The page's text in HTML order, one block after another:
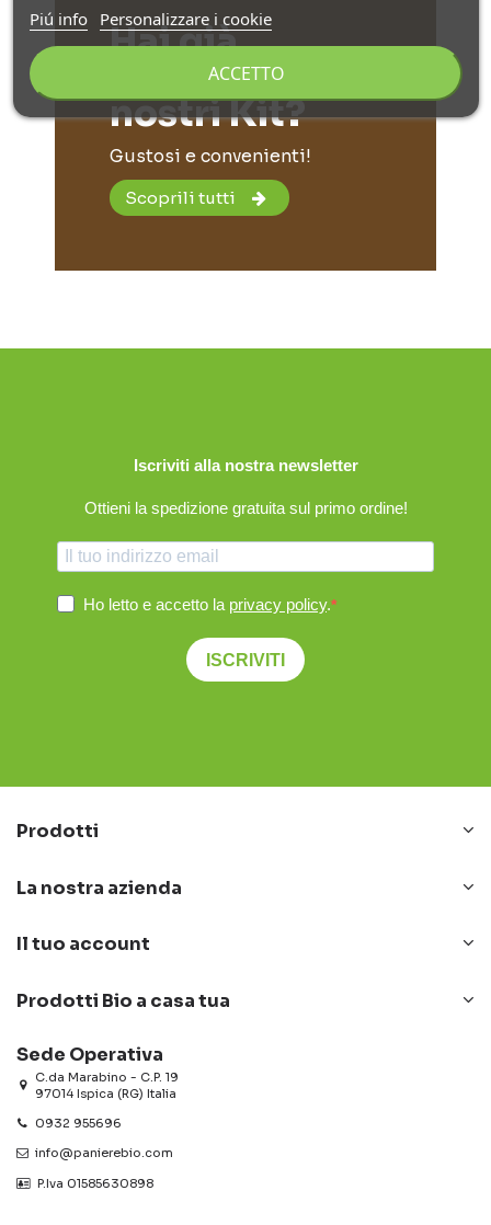
Hai già
provato i
nostri Kit?
Gustosi e convenienti!
Scoprili tutti
Iscriviti alla nostra newsletter
Ottieni la spedizione gratuita sul primo ordine!
Ho letto e accetto la privacy policy.
ISCRIVITI
Prodotti
La nostra azienda
Il tuo account
Prodotti Bio a casa tua
Sede Operativa
C.da Marabino - C.P. 19
97014 Ispica (RG) Italia
0932 955696
info@panierebio.com
‎‎‎‎‎ P.Iva 01585630898
Piú info
Personalizzare i cookie
ACCETTO